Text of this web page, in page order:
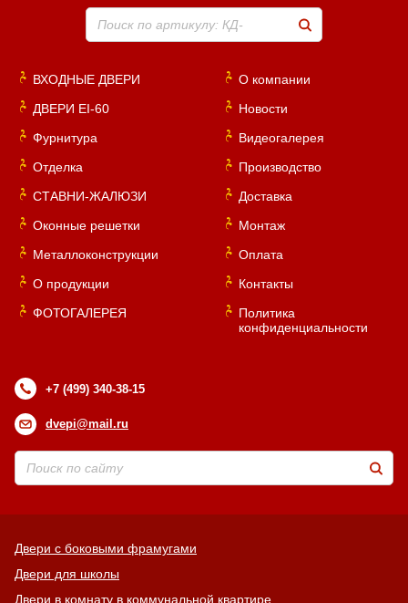
Поиск по артикулу: КД-
ВХОДНЫЕ ДВЕРИ
ДВЕРИ EI-60
Фурнитура
Отделка
СТАВНИ-ЖАЛЮЗИ
Оконные решетки
Металлоконструкции
О продукции
ФОТОГАЛЕРЕЯ
О компании
Новости
Видеогалерея
Производство
Доставка
Монтаж
Оплата
Контакты
Политика
конфиденциальности
+7 (499) 340-38-15
dvepi@mail.ru
Двери с боковыми фрамугами
Двери для школы
Двери в комнату в коммунальной квартире